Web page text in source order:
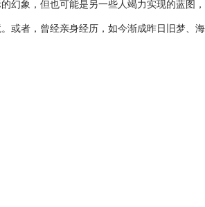
幻象，但也可能是另一些人竭力实现的蓝图，
或者，曾经亲身经历，如今渐成昨日旧梦、海